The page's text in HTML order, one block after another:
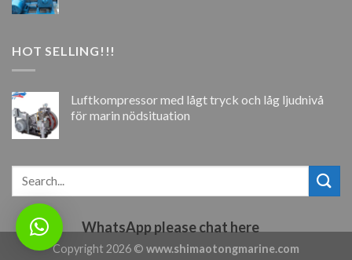
HOT SELLING!!!
Luftkompressor med lågt tryck och låg ljudnivå
för marin nödsituation
Copyright 2026 © www.shimaotongmarine.com
WhatsApp please chat here